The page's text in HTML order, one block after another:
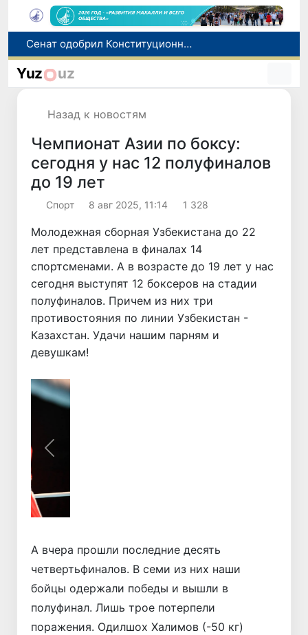
В Ташкенте задержали подозреваемых в распространении крупной партии наркотиков
В Узбекистане упростят назначение пенсий по инвалидности
Yuz uz
Назад к новостям
Чемпионат Азии по боксу:
сегодня у нас 12 полуфиналов
до 19 лет
Спорт 8 авг 2025, 11:14 1 328
Молодежная сборная Узбекистана до 22
лет представлена в финалах 14
спортсменами. А в возрасте до 19 лет у нас
сегодня выступят 12 боксеров на стадии
полуфиналов. Причем из них три
противостояния по линии Узбекистан -
Казахстан. Удачи нашим парням и
девушкам!
Назад
А вчера прошли последние десять
четвертьфиналов. В семи из них наши
бойцы одержали победы и вышли в
полуфинал. Лишь трое потерпели
поражения. Одилшох Халимов (-50 кг)